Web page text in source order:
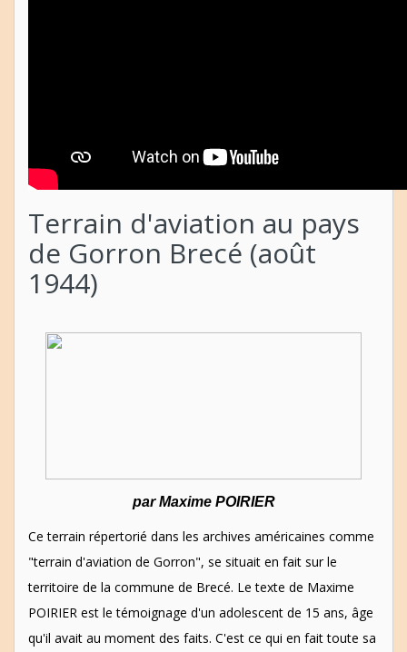
Terrain d'aviation au pays
de Gorron Brecé (août
1944)
par Maxime POIRIER
Ce terrain répertorié dans les archives américaines comme
"terrain d'aviation de Gorron", se situait en fait sur le
territoire de la commune de Brecé. Le texte de Maxime
POIRIER est le témoignage d'un adolescent de 15 ans, âge
qu'il avait au moment des faits. C'est ce qui en fait toute sa